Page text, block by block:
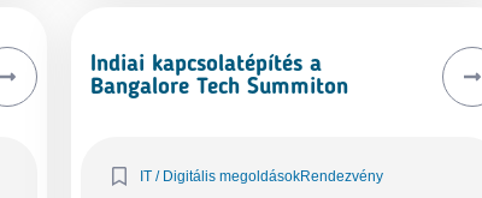
Indiai kapcsolatépítés a
Bangalore Tech Summiton
IT / Digitális megoldásokRendezvény